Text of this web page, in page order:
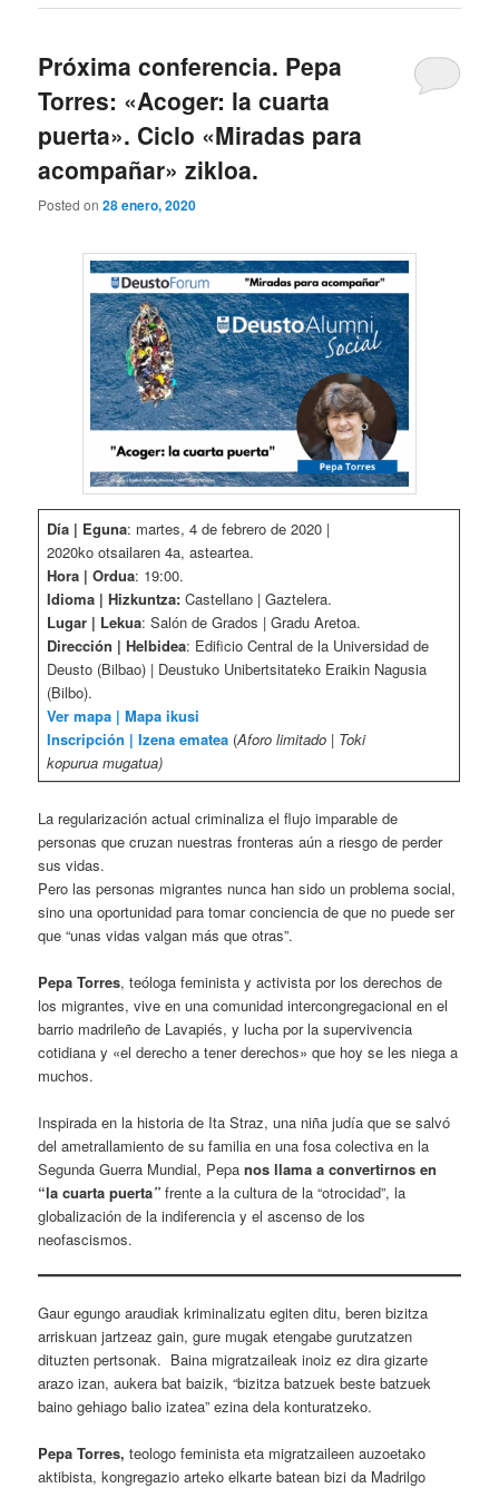
Próxima conferencia. Pepa
Torres: «Acoger: la cuarta
puerta». Ciclo «Miradas para
acompañar» zikloa.
Posted on28 enero, 2020
Día | Eguna: martes, 4 de febrero de 2020 |
2020ko otsailaren 4a, asteartea.
Hora | Ordua: 19:00.
Idioma | Hizkuntza:Castellano | Gaztelera.
Lugar | Lekua: Salón de Grados | Gradu Aretoa.
Dirección | Helbidea: Edificio Central de la Universidad de
Deusto (Bilbao) | Deustuko Unibertsitateko Eraikin Nagusia
(Bilbo).
Ver mapa | Mapa ikusi
Inscripción | Izena ematea(Aforo limitado | Toki
kopurua mugatua)
La regularización actual criminaliza el flujo imparable de
personas que cruzan nuestras fronteras aún a riesgo de perder
sus vidas.
Pero las personas migrantes nunca han sido un problema social,
sino una oportunidad para tomar conciencia de que no puede ser
que “unas vidas valgan más que otras”.
Pepa Torres, teóloga feminista y activista por los derechos de
los migrantes, vive en una comunidad intercongregacional en el
barrio madrileño de Lavapiés, y lucha por la supervivencia
cotidiana y «el derecho a tener derechos» que hoy se les niega a
muchos.
Inspirada en la historia de Ita Straz, una niña judía que se salvó
del ametrallamiento de su familia en una fosa colectiva en la
Segunda Guerra Mundial, Pepanos llama a convertirnos en
“la cuarta puerta” frente a la cultura de la “otrocidad”, la
globalización de la indiferencia y el ascenso de los
neofascismos.
Gaur egungo araudiak kriminalizatu egiten ditu, beren bizitza
arriskuan jartzeaz gain, gure mugak etengabe gurutzatzen
dituzten pertsonak. Baina migratzaileak inoiz ez dira gizarte
arazo izan, aukera bat baizik, “bizitza batzuek beste batzuek
baino gehiago balio izatea” ezina dela konturatzeko.
Pepa Torres,teologo feminista eta migratzaileen auzoetako
aktibista, kongregazio arteko elkarte batean bizi da Madrilgo